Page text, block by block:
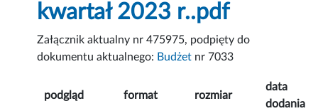
kwartał 2023 r..pdf
Załącznik aktualny nr 475975, podpięty do
dokumentu aktualnego: Budżet nr 7033
podgląd format rozmiar
data
dodania